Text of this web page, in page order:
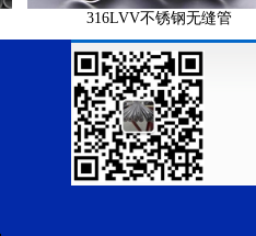
316LVV不锈钢无缝管